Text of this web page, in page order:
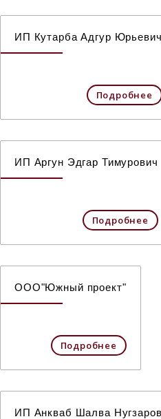
ИП Кутарба Адгур Юрьевич
Подробнее
ИП Аргун Эдгар Тимурович
Подробнее
ООО"Южный проект"
Подробнее
ИП Анкваб Шалва